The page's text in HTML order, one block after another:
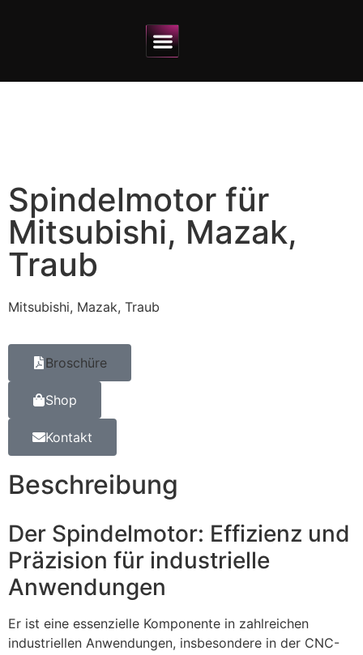
Spindelmotor für
Mitsubishi, Mazak,
Traub
Mitsubishi, Mazak, Traub
Broschüre
Shop
Kontakt
Beschreibung
Der Spindelmotor: Effizienz und
Präzision für industrielle
Anwendungen
Er ist eine essenzielle Komponente in zahlreichen
industriellen Anwendungen, insbesondere in der CNC-